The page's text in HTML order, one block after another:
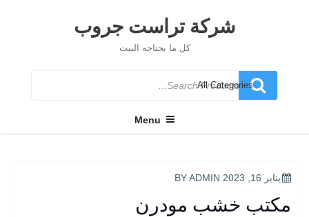
شركة تراست جروب
كل ما يحتاجه البيت
Search
for
Menu
POSTED
يناير 16, 2023 ADMIN
مكتب خشب مودرن